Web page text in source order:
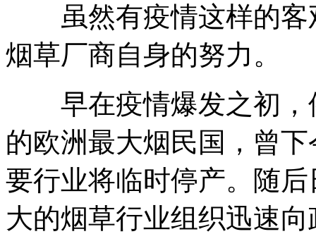
虽然有疫情这样的客
烟草厂商自身的努力。
早在疫情爆发之初，
的欧洲最大烟民国，曾
要行业将临时停产。随
大的烟草行业组织迅速